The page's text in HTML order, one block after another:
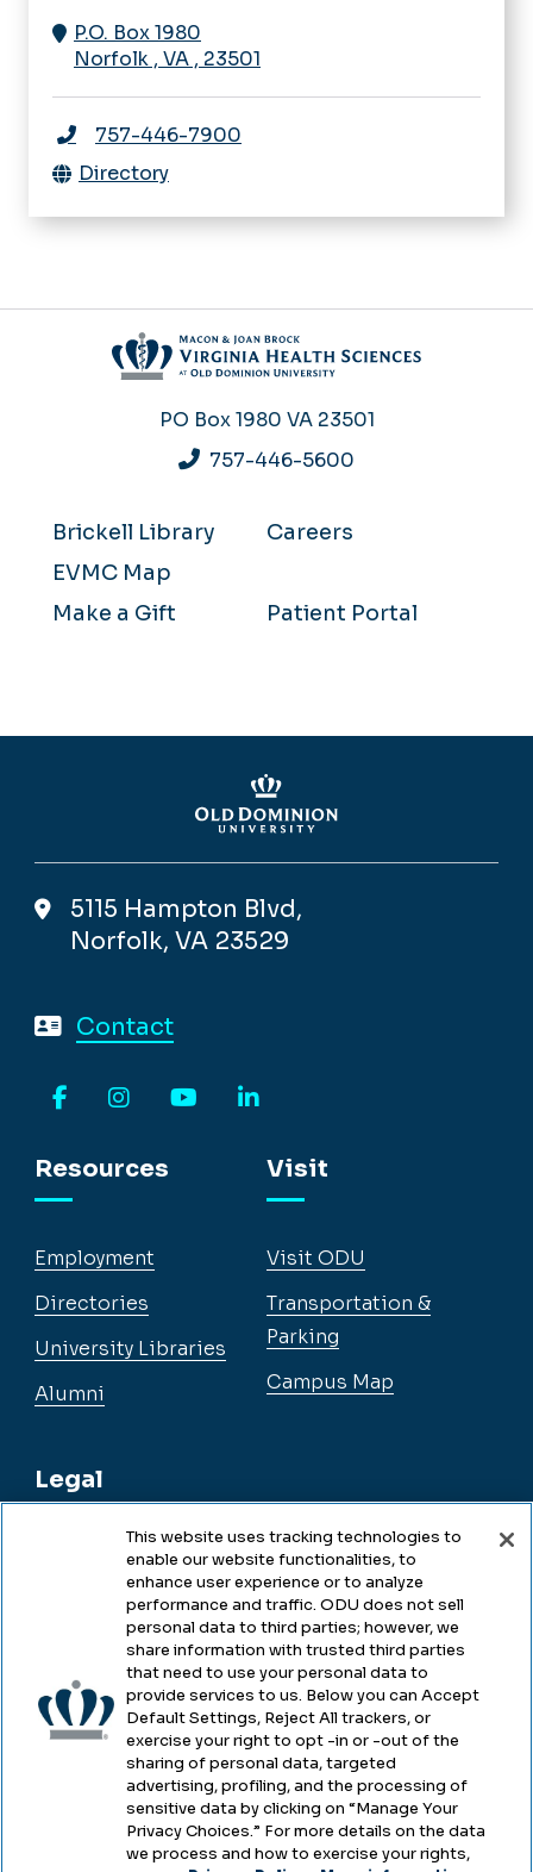
P.O. Box 1980
Norfolk , VA , 23501
757-446-7900
Directory
PO Box 1980 VA 23501
757-446-5600
Brickell Library
Careers
EVMC Map
Make a Gift
Patient Portal
5115 Hampton Blvd,
Norfolk, VA 23529
Contact
Resources
Employment
Directories
University Libraries
Alumni
Legal
Legal & Compliance
Accessibility
Health & Safety
Emergency Management
Campus Hazing Transparency
Visit
Visit ODU
Transportation &
Parking
Campus Map
This website uses tracking technologies to
enable our website functionalities, to
enhance user experience or to analyze
performance and traffic. ODU does not sell
personal data to third parties; however, we
share information with trusted third parties
that need to use your personal data to
provide services to us. Below you can Accept
Default Settings, Reject All trackers, or
exercise your right to opt -in or -out of the
sharing of personal data, targeted
advertising, profiling, and the processing of
sensitive data by clicking on “Manage Your
Privacy Choices.” For more details on the data
we process and how to exercise your rights,